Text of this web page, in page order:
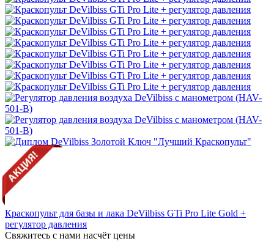
Краскопульт для базы и лака DeVilbiss GTi Pro Lite Gold +
регулятор давления
Свяжитесь с нами насчёт цены